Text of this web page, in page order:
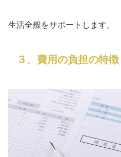
生活全般をサポートします。
３、費用の負担の特徴